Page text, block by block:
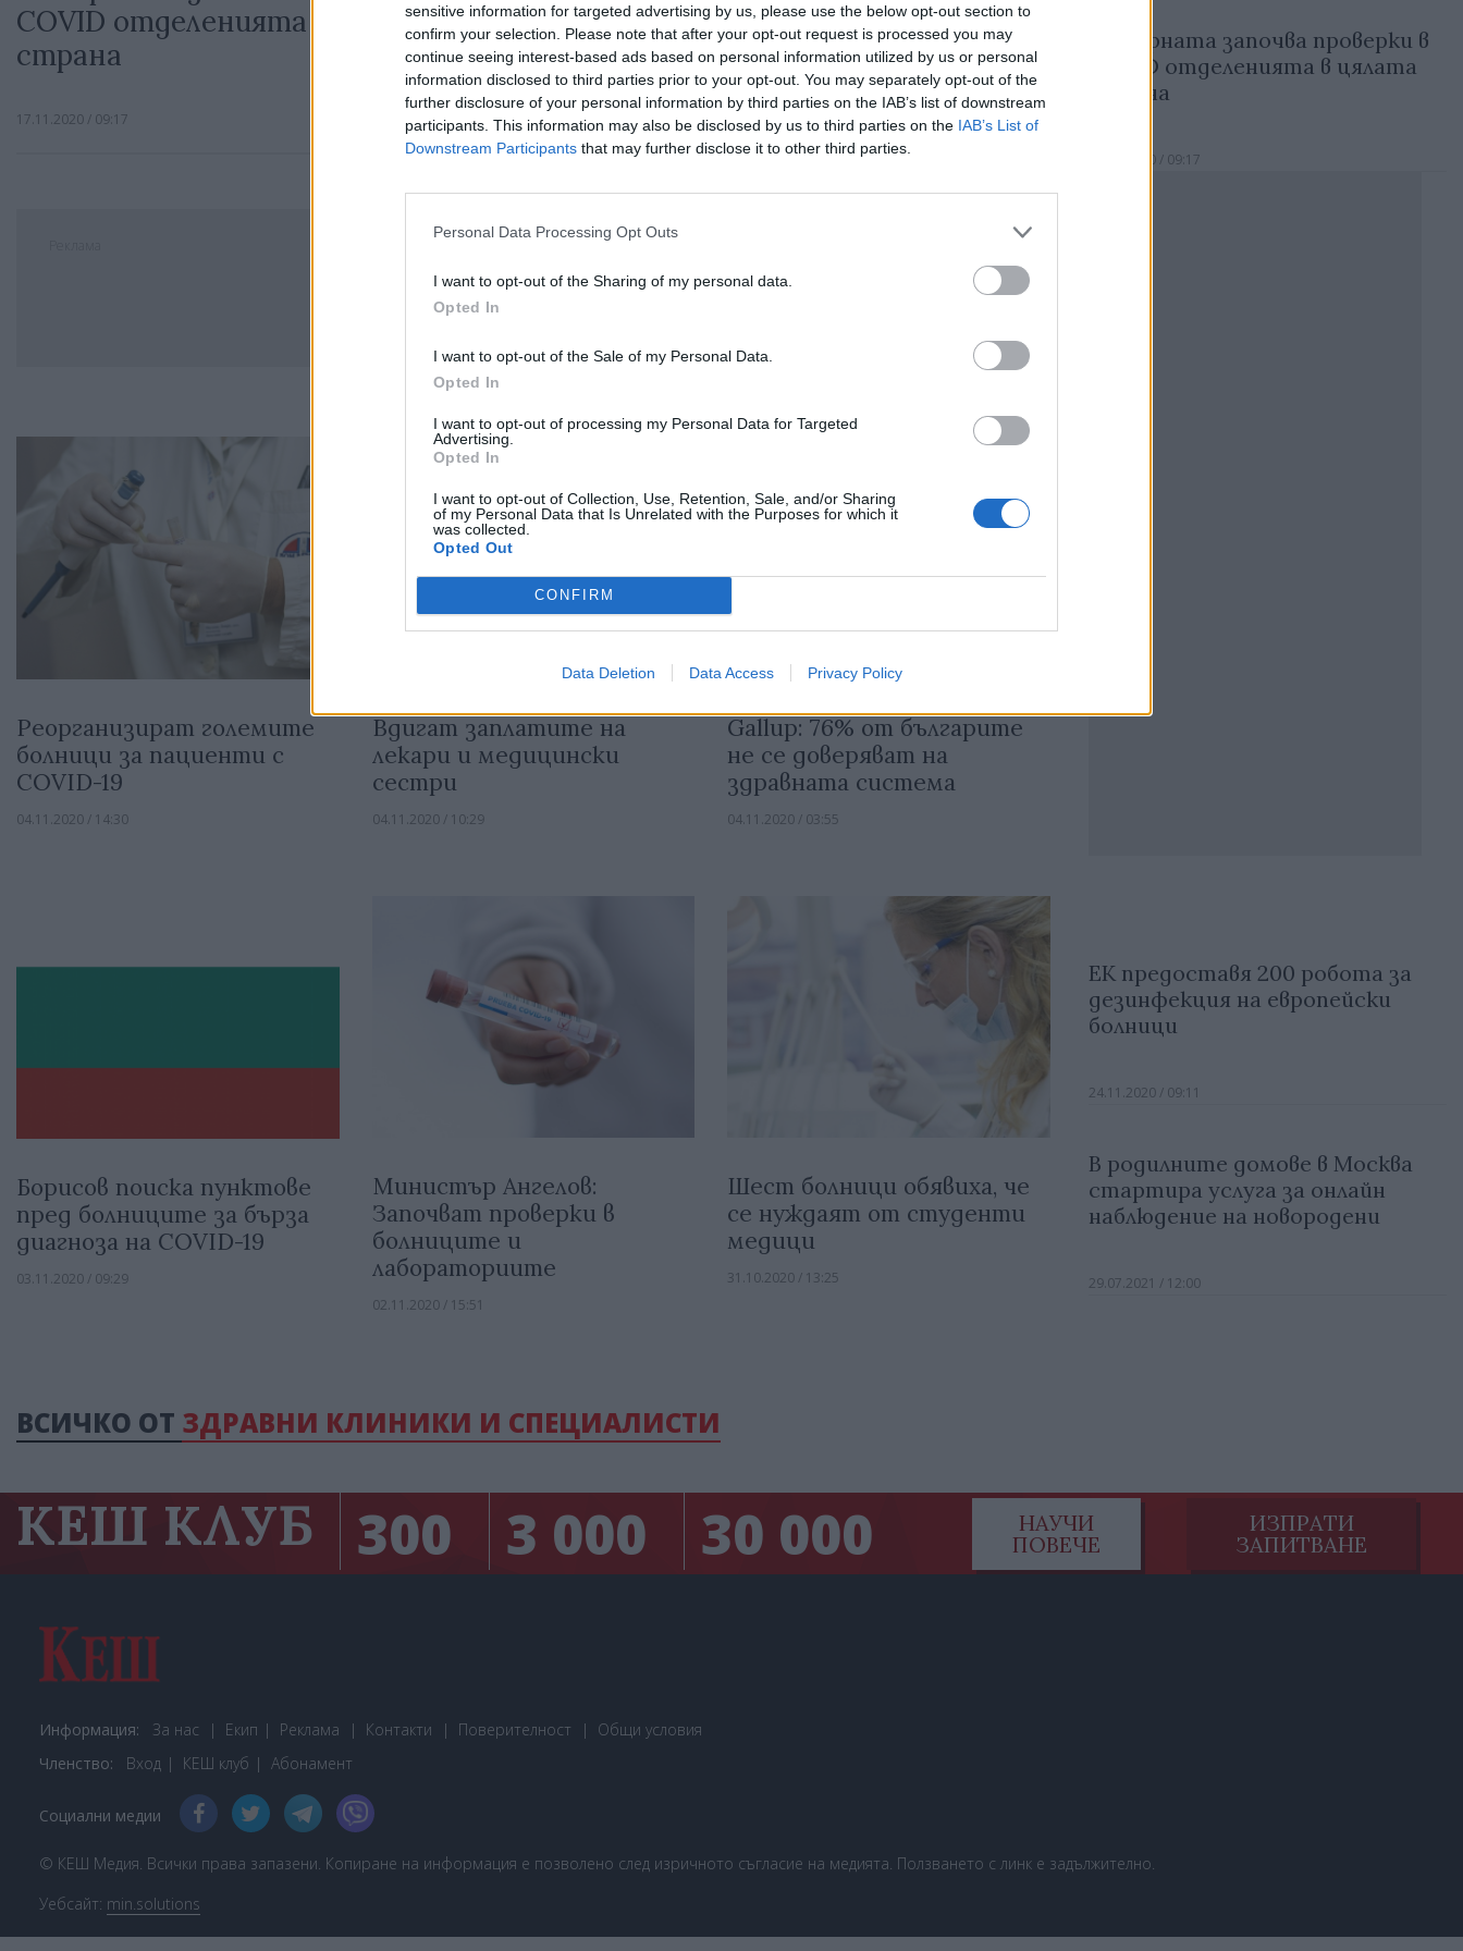
sensitive information for targeted advertising by us, please use the below opt-out section to
confirm your selection. Please note that after your opt-out request is processed you may
continue seeing interest-based ads based on personal information utilized by us or personal
information disclosed to third parties prior to your opt-out. You may separately opt-out of the
further disclosure of your personal information by third parties on the IAB’s list of downstream
participants. This information may also be disclosed by us to third parties on the IAB’s List of
Downstream Participants that may further disclose it to other third parties.
Personal Data Processing Opt Outs
I want to opt-out of the Sharing of my personal data.
Opted In
I want to opt-out of the Sale of my Personal Data.
Opted In
I want to opt-out of processing my Personal Data for Targeted
Advertising.
Opted In
I want to opt-out of Collection, Use, Retention, Sale, and/or Sharing
of my Personal Data that Is Unrelated with the Purposes for which it
was collected.
Opted Out
CONFIRM
Data Deletion Data Access Privacy Policy
COVID отделенията в цялата
страна
17.11.2020 / 09:17
Направление от личния лекар за PCR тест
при поне 5 симптома
05.11.2020 / 08:30
Реорганизират големите
болници за пациенти с
COVID-19
04.11.2020 / 14:30
Вдигат заплатите на
лекари и медицински
сестри
04.11.2020 / 10:29
Gallup: 76% от българите
не се доверяват на
здравната система
04.11.2020 / 03:55
Борисов поиска пунктове
пред болниците за бърза
диагноза на COVID-19
03.11.2020 / 09:29
Министър Ангелов:
Започват проверки в
болниците и
лабораториите
02.11.2020 / 15:51
Шест болници обявиха, че
се нуждаят от студенти
медици
31.10.2020 / 13:25
ВСИЧКО ОТ ЗДРАВНИ КЛИНИКИ И СПЕЦИАЛИСТИ
Пожарната започва проверки в
COVID отделенията в цялата
страна
17.11.2020 / 09:17
ЕК предоставя 200 робота за
дезинфекция на европейски
болници
24.11.2020 / 09:11
В родилните домове в Москва
стартира услуга за онлайн
наблюдение на новородени
29.07.2021 / 12:00
КЕШ КЛУБ 300 3 000 30 000
НАУЧИ
ПОВЕЧЕ
ИЗПРАТИ
ЗАПИТВАНЕ
Информация: За нас Екип Реклама Контакти Поверителност
Общи условия
Членство:
Вход КЕШ клуб Абонамент
Социални медии
© КЕШ Медия. Всички права запазени. Копиране на информация е позволено след изричното съгласие на медията. Ползването с линк е задължително.
Уебсайт: min.solutions